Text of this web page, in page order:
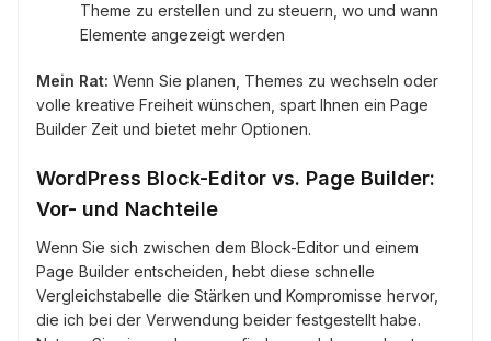
Theme zu erstellen und zu steuern, wo und wann
Elemente angezeigt werden
Mein Rat: Wenn Sie planen, Themes zu wechseln oder
volle kreative Freiheit wünschen, spart Ihnen ein Page
Builder Zeit und bietet mehr Optionen.
WordPress Block-Editor vs. Page Builder:
Vor- und Nachteile
Wenn Sie sich zwischen dem Block-Editor und einem
Page Builder entscheiden, hebt diese schnelle
Vergleichstabelle die Stärken und Kompromisse hervor,
die ich bei der Verwendung beider festgestellt habe.